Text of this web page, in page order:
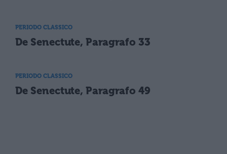
PERIODO CLASSICO
De Senectute, Paragrafo 33
PERIODO CLASSICO
De Senectute, Paragrafo 49